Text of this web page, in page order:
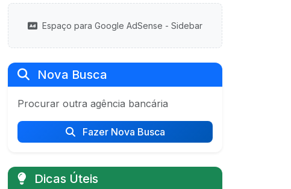
Espaço para Google AdSense - Sidebar
Nova Busca
Procurar outra agência bancária
Fazer Nova Busca
Dicas Úteis